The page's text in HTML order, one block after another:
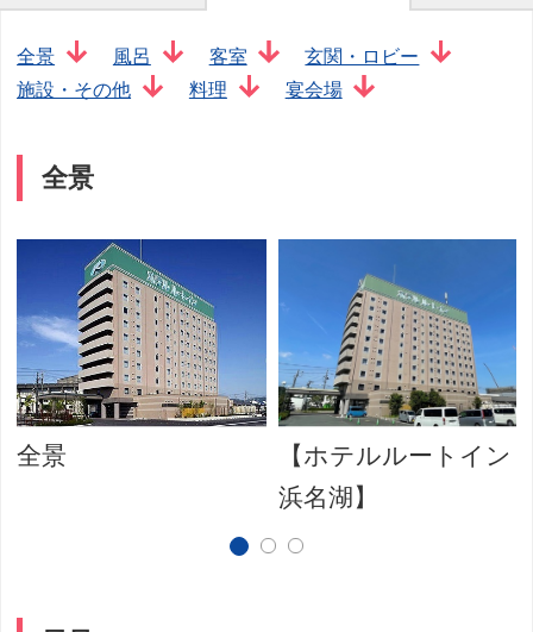
全景 風呂 客室
玄関・ロビー
施設・その他
料理 宴会場
全景
全景
【ホテルルートイン
浜名湖】